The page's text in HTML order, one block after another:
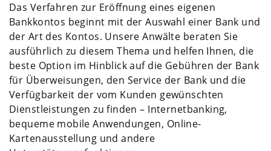
Das Verfahren zur Eröffnung eines eigenen
Bankkontos beginnt mit der Auswahl einer Bank und
der Art des Kontos. Unsere Anwälte beraten Sie
ausführlich zu diesem Thema und helfen Ihnen, die
beste Option im Hinblick auf die Gebühren der Bank
für Überweisungen, den Service der Bank und die
Verfügbarkeit der vom Kunden gewünschten
Dienstleistungen zu finden – Internetbanking,
bequeme mobile Anwendungen, Online-
Kartenausstellung und andere